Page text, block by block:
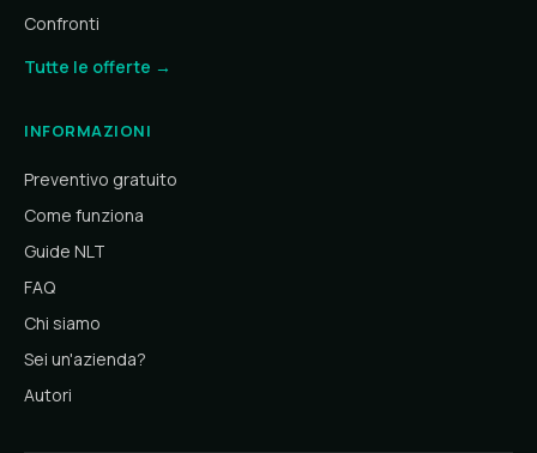
Confronti
Tutte le offerte →
INFORMAZIONI
Preventivo gratuito
Come funziona
Guide NLT
FAQ
Chi siamo
Sei un'azienda?
Autori